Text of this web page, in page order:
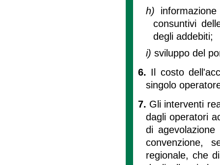
h)
consuntivi
degli addebiti;
i) sviluppo del
6. Il costo
singolo
7. Gli interventi
dagli operatori
di
convenzione,
regionale, che